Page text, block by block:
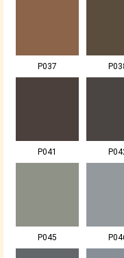
P037
P041
P045